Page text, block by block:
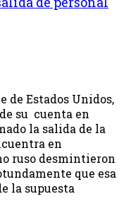
de Estados Unidos,
su cuenta en
la salida de la
en
ruso desmintieron
que esa
la supuesta